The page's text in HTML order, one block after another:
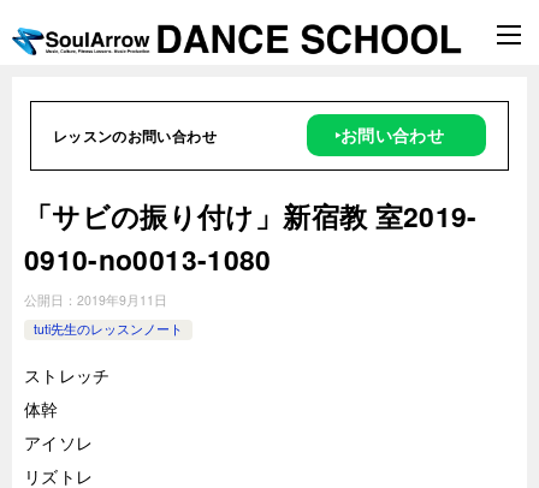
レッスンのお問い合わせ ‣お問い合わせ
「サビの振り付け」新宿教 室2019-
0910-no0013-1080
公開日： 2019年9月11日
tuti先生のレッスンノート
ストレッチ
体幹
アイソレ
リズトレ